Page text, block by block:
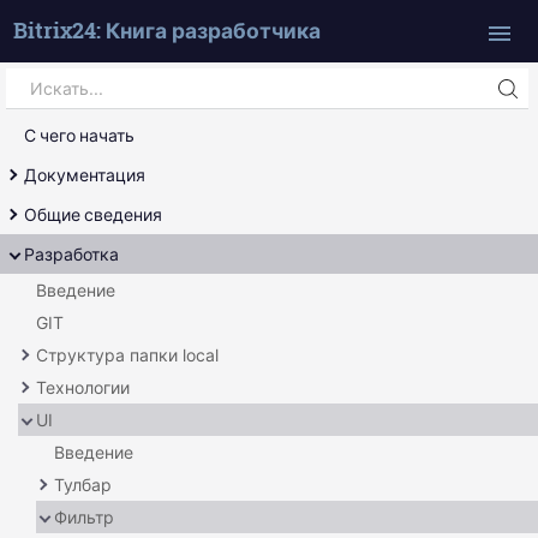
Bitrix24: Книга разработчика
Search
С чего начать
Документация
Справочник
Сам себе источник
Общие сведения
Обработка uri
Ядро продукта
Страница
Шаблон
Разработка
Введение
GIT
Структура папки local
Основное
Миграции
Технологии
Агенты
События
Локатор служб
UI
Введение
Тулбар
Основное
Фильтр